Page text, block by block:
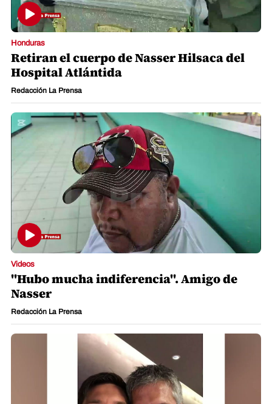
Honduras
Retiran el cuerpo de Nasser Hilsaca del
Hospital Atlántida
Redacción La Prensa
Videos
"Hubo mucha indiferencia". Amigo de
Nasser
Redacción La Prensa